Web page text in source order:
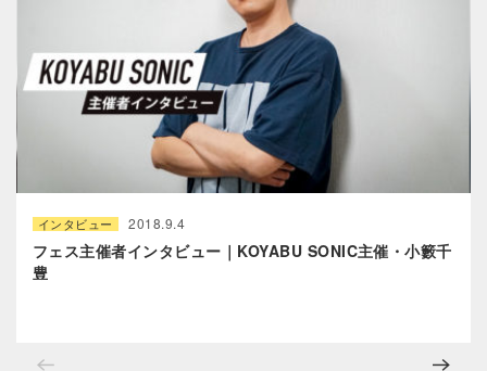
インタビュー 2018.9.4
フェス主催者インタビュー｜KOYABU SONIC主催・小籔千
豊